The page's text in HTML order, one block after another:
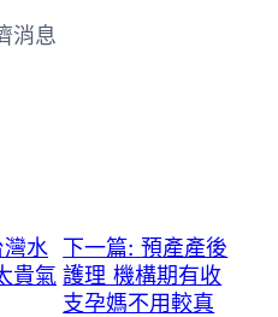
消息
灣水
貴氣
下一篇: 預產產後
護理 機構期有收
支孕媽不用較真